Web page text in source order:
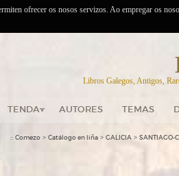
Libros Galegos, Antigos,
TENDA AUTORES TEMAS
:: Comezo > Catálogo en liña > GALICIA > SANTIAGO-
ofrecer os nosos servizos. Ao empregar os